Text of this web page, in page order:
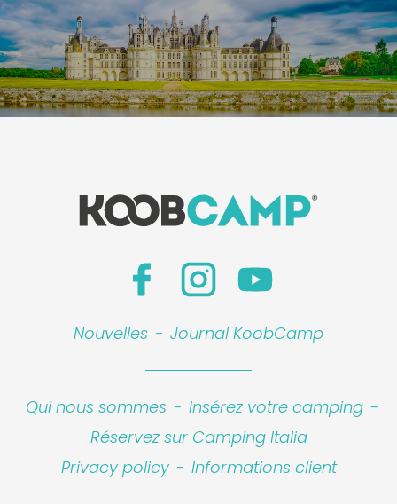
Leaflet |©Koobcamp S.r.l.
Nouvelles - Journal KoobCamp
Qui nous sommes - Insérez votre camping -
Réservez sur Camping Italia
Privacy policy - Informations client